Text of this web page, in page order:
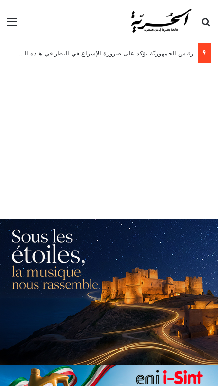
بحث عن
رئيس الجمهوريّة يؤكد على ضرورة الإسراع في النظر في هـذه الملفات